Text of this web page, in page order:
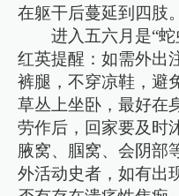
在躯干后蔓延到四肢。
进入五六月是“
红英提醒：如需外出
裤腿，不穿凉鞋，避
草丛上坐卧，最好在
劳作后，回家要及时
腋窝、腘窝、会阴部
外活动史者，如有出